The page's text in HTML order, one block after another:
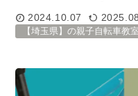
2024.10.07
【埼玉県】の親子自転車教